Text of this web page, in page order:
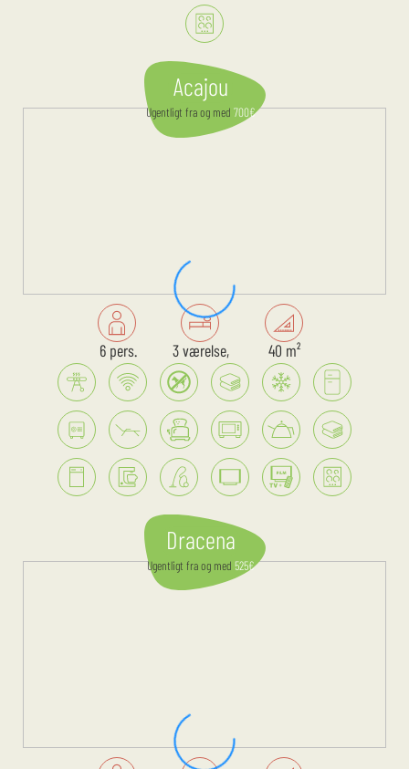
Acajou
Ugentligt fra og med 700€
6 pers. 3 værelse, 40 m²
Dracena
Ugentligt fra og med 525€